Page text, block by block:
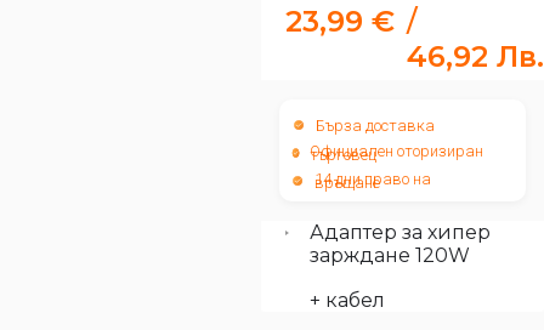
23,99 € /
46,92 Лв.
Бърза доставка
Официален оторизиран
търговец
14 дни право на
връщане
Адаптер за хипер
зарждане 120W
+ кабел